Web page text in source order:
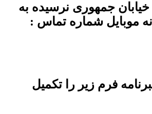
جمهوری نرسیده به
موبایل شماره تماس :
فرم زیر را تکمیل